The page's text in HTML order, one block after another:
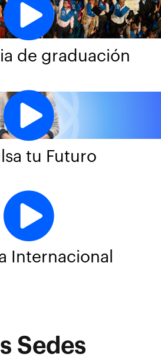
de graduación
tu Futuro
Internacional
Sedes